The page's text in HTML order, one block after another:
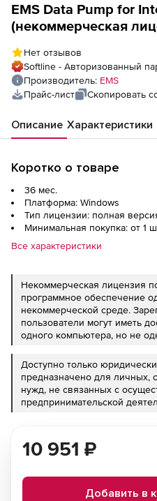
EMS Data Pump for
(некоммерческая
Нет отзывов
Softline - Авторизованный
Производитель: EMS
Прайс-лист
Скопировать
Описание Характеристики
Коротко о товаре
36 мес.
Платформа: Windows
Тип лицензии: полная
Минимальная покупка: от 1
Все характеристики
Некоммерческая лицензия
программное обеспечение
некоммерческой среде.
пользователи могут иметь
одного компьютера, но не
Доступно только
предназначено для
нужд, не связанных с
предпринимательской
10 951 ₽
Добавить в